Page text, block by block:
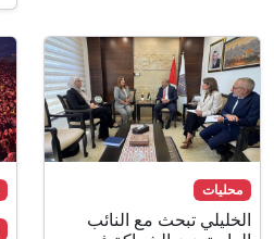
محليات
الخليلي تبحث مع النائب